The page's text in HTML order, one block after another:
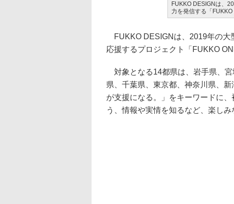
FUKKO DESIGNは、
力を発信する「
FUKKO DESIGNは、2019年の大
応援するプロジェクト「FUKKO
対象となる14都県は、岩手県、
県、千葉県、東京都、神奈川県、
が支援になる。」をキーワードに
う、情報や実情を知るなど、楽しみ